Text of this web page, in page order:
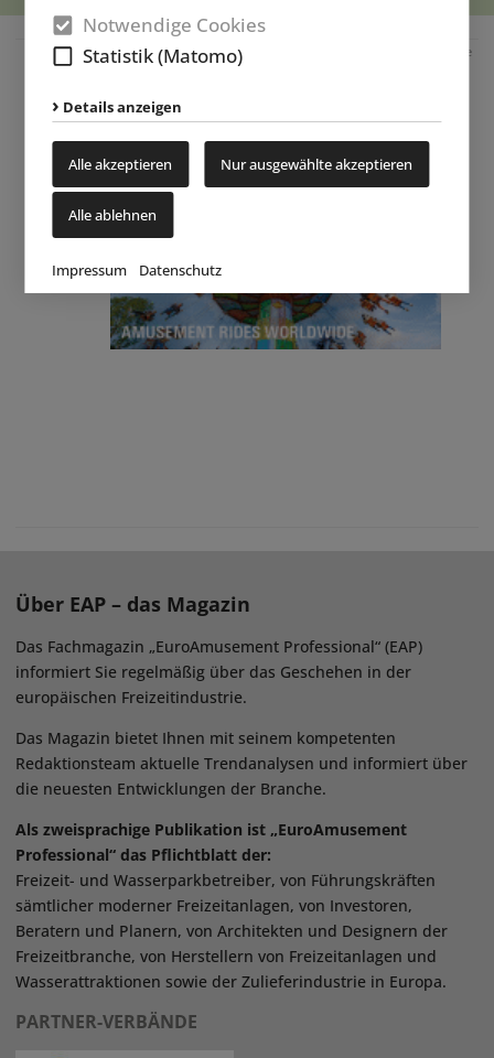
Notwendige Cookies
Statistik (Matomo)
Details anzeigen
Alle akzeptieren Nur ausgewählte akzeptieren
Alle ablehnen
Impressum Datenschutz
Anzeige
Über EAP – das Magazin
Das Fachmagazin „EuroAmusement Professional“ (EAP)
informiert Sie regelmäßig über das Geschehen in der
europäischen Freizeitindustrie.
Das Magazin bietet Ihnen mit seinem kompetenten
Redaktionsteam aktuelle Trendanalysen und informiert über
die neuesten Entwicklungen der Branche.
Als zweisprachige Publikation ist „EuroAmusement
Professional“ das Pflichtblatt der:
Freizeit- und Wasserparkbetreiber, von Führungskräften
sämtlicher moderner Freizeitanlagen, von Investoren,
Beratern und Planern, von Architekten und Designern der
Freizeitbranche, von Herstellern von Freizeitanlagen und
Wasserattraktionen sowie der Zulieferindustrie in Europa.
PARTNER-VERBÄNDE